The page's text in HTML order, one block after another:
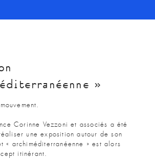
»
Corinne Vezzoni et associés a été
une exposition autour de son
« archiméditerranéenne » est alors
itinérant.